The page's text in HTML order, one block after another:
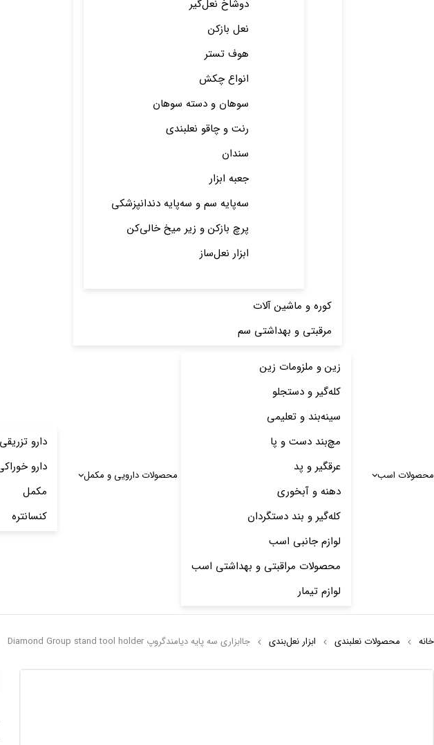
دوشاخ نعل‌گیر
نعل بازکن
هوف تستر
انواع چکش
سوهان و دسته سوهان
رنت و چاقو نعلبندی
سندان
جعبه ابزار
سه‌پایه سم و سه‌پایه دندانپزشکی
پرچ باز‌کن و زیر میخ خالی‌کن
ابزار نعل‌ساز
کوره و ماشین آلات
مرقبتی و بهداشتی سم
محصولات اسب
زین و ملزومات زین
کله‌گیر و دستجلو
سینه‌بند و تعلیمی
مچ‌بند دست و پا
عرقگیر و پد
دهنه و آبخوری
کله‌گیر و بند دستگردان
لوازم جانبی اسب
محصولات مراقبتی و بهداشتی اسب
لوازم تیمار
محصولات دارویی و مکمل
دارو تزریقی
دارو
مکمل
کنسانتره
خانه محصولات نعلبندی ابزار نعل‌بندی جاابزاری سه پایه دیامندگروپ Diamond Group stand tool holder